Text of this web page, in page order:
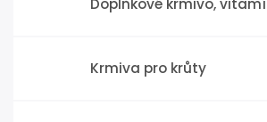
Doplňkové krmivo,
Krmiva pro krůty